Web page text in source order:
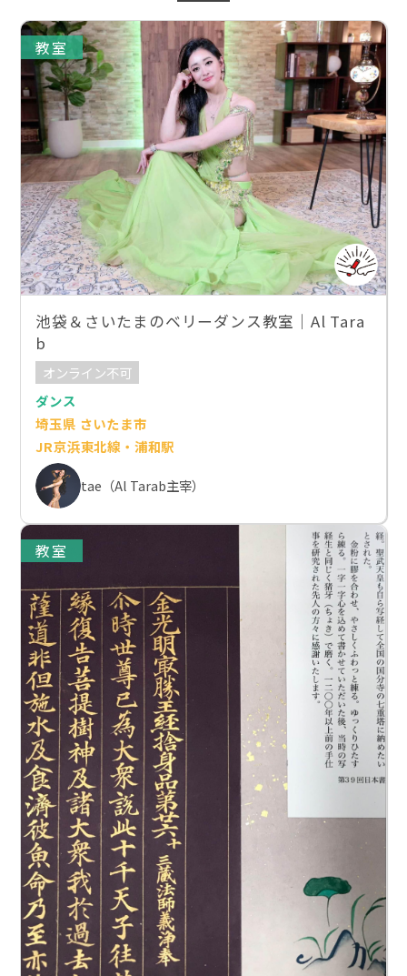
教室
池袋＆さいたまのベリーダンス教室｜Al Tara
b
オンライン不可
ダンス
埼玉県 さいたま市
JR京浜東北線・浦和駅
tae（Al Tarab主宰）
教室